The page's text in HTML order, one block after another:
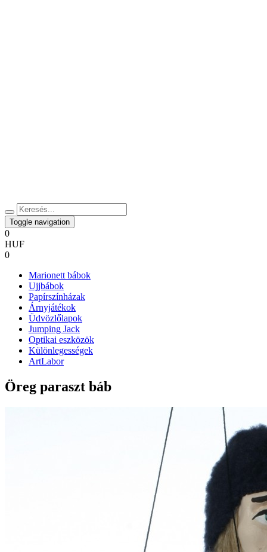
Toggle navigation
0
HUF
0
Marionett bábok
Ujjbábok
Papírszínházak
Árnyjátékok
Üdvözlőlapok
Jumping Jack
Optikai eszközök
Különlegességek
ArtLabor
Öreg paraszt báb